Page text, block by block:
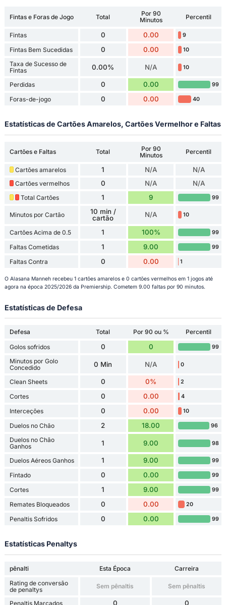
Fintas e Foras de Jogo Total
Por 90
Minutos
Percentil
Fintas 0 0.00 9
Fintas Bem Sucedidas 0 0.00 10
Taxa de Sucesso de
Fintas
0.00% N/A 10
Perdidas 0 0.00 99
Foras-de-jogo 0 0.00 40
Estatísticas de Cartões Amarelos, Cartões Vermelhor e Faltas
Cartões e Faltas Total
Por 90
Minutos
Percentil
Cartões amarelos 1 N/A N/A
Cartões vermelhos 0 N/A N/A
Total Cartões 1 9 99
Minutos por Cartão
10 min /
cartão
N/A 10
Cartões Acima de 0.5 1 100% 99
Faltas Cometidas 1 9.00 99
Faltas Contra 0 0.00 1
O Alasana Manneh recebeu 1 cartões amarelos e 0 cartões vermelhos em 1 jogos até
agora na época 2025/2026 da Premiership. Cometem 9.00 faltas por 90 minutos.
Estatísticas de Defesa
Defesa Total Por 90 ou %
Percentil
Golos sofridos
0 0 99
Minutos por Golo
Concedido
0 Min N/A 0
Clean Sheets 0 0% 2
Cortes 0 0.00 4
Interceções 0 0.00 10
Duelos no Chão 2 18.00 96
Duelos no Chão
Ganhos
1 9.00 98
Duelos Aéreos Ganhos 1 9.00 99
Fintado 0 0.00 99
Cortes 1 9.00 99
Remates Bloqueados 0 0.00 20
Penaltis Sofridos 0 0.00 99
Estatísticas Penaltys
pênalti Esta Época
Carreira
Rating de conversão
de penaltys
Sem pênaltis Sem pênaltis
Penaltis Marcados 0 0